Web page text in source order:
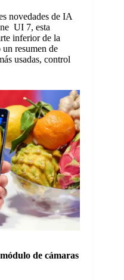
novedades de IA
UI 7, esta
inferior de la
resumen de
usadas, control
de cámaras